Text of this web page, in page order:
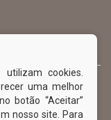
cookies.
uma melhor
botão “Aceitar”
nosso site. Para